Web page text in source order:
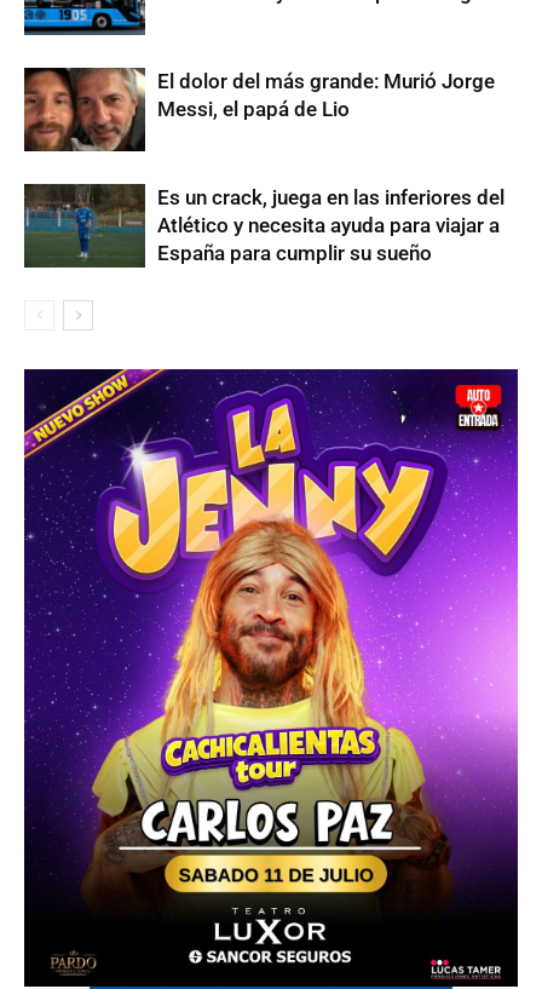
El dolor del más grande: Murió Jorge
Messi, el papá de Lio
Es un crack, juega en las inferiores del
Atlético y necesita ayuda para viajar a
España para cumplir su sueño